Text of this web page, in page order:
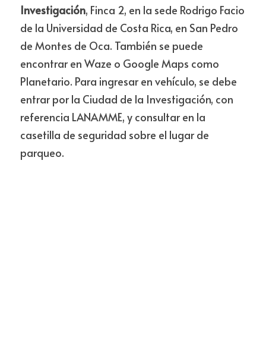
Investigación, Finca 2, en la sede Rodrigo Facio
de la Universidad de Costa Rica, en San Pedro
de Montes de Oca. También se puede
encontrar en Waze o Google Maps como
Planetario. Para ingresar en vehículo, se debe
entrar por la Ciudad de la Investigación, con
referencia LANAMME, y consultar en la
casetilla de seguridad sobre el lugar de
parqueo.